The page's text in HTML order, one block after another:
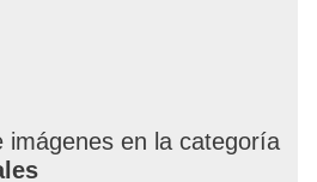
imágenes en la categoría